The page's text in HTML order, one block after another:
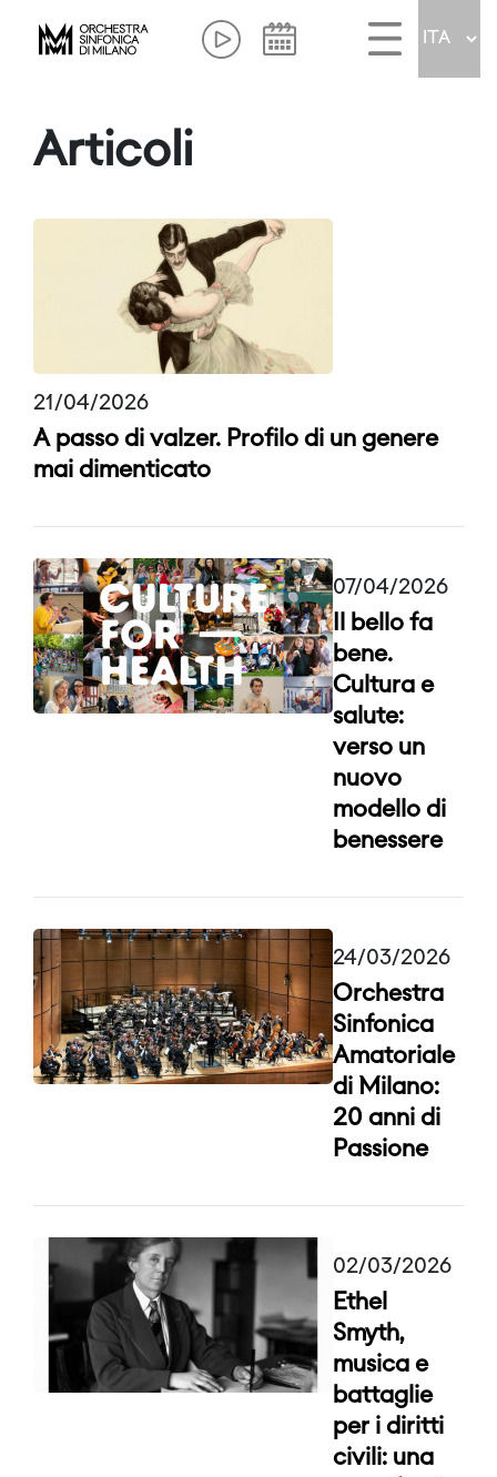
Articoli
21/04/2026
A passo di valzer. Profilo di un genere
mai dimenticato
07/04/2026
Il bello fa
bene.
Cultura e
salute:
verso un
nuovo
modello di
benessere
24/03/2026
Orchestra
Sinfonica
Amatoriale
di Milano:
20 anni di
Passione
02/03/2026
Ethel
Smyth,
musica e
battaglie
per i diritti
civili: una